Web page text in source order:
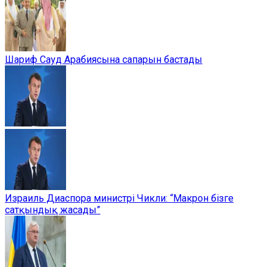
Шариф Сауд Арабиясына сапарын бастады
Израиль Диаспора министрі Чикли: “Макрон бізге
сатқындық жасады”